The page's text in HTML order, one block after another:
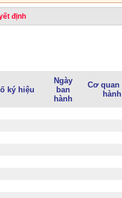
định
ký hiệu
Ngày
ban
hành
Cơ quan
hành